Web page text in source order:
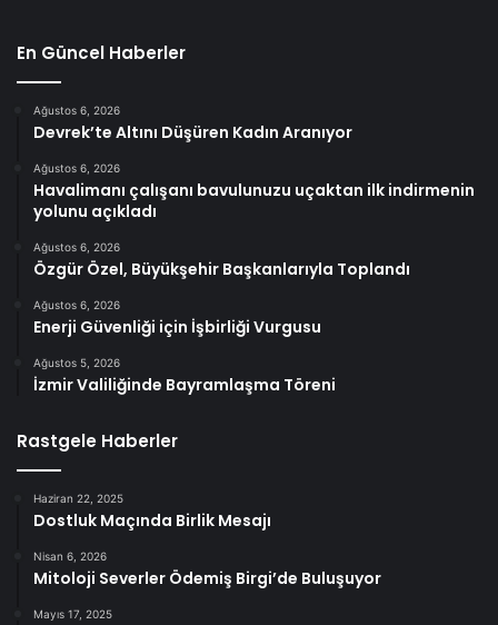
En Güncel Haberler
Ağustos 6, 2026
Devrek’te Altını Düşüren Kadın Aranıyor
Ağustos 6, 2026
Havalimanı çalışanı bavulunuzu uçaktan ilk indirmenin
yolunu açıkladı
Ağustos 6, 2026
Özgür Özel, Büyükşehir Başkanlarıyla Toplandı
Ağustos 6, 2026
Enerji Güvenliği için İşbirliği Vurgusu
Ağustos 5, 2026
İzmir Valiliğinde Bayramlaşma Töreni
Rastgele Haberler
Haziran 22, 2025
Dostluk Maçında Birlik Mesajı
Nisan 6, 2026
Mitoloji Severler Ödemiş Birgi’de Buluşuyor
Mayıs 17, 2025